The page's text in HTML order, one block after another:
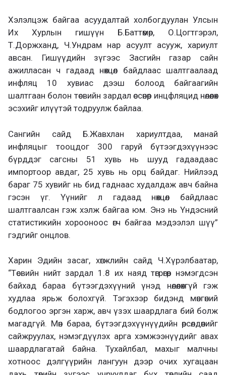
Хэлэлцэж байгаа асуудалтай холбогдуулан Улсын
Их Хурлын гишүүн Б.Баттөмөр, О.Цогтгэрэл,
Т.Доржханд, Ч.Ундрам нар асуулт асууж, хариулт
авсан. Гишүүдийн зүгээс Засгийн газар сайн
ажилласан ч гадаад нөхцөл байдлаас шалтгаалаад
инфляц 10 хувиас дээш болоод байгаагийн
шалтгаан болон төсвийн зардал өссөнөөр инцфляцид нөлөөлөх
эсэхийг илүүтэй тодруулж байлаа.
Сангийн сайд Б.Жавхлан хариултдаа, манай
инфляцыг тооцдог 300 гаруй бүтээгдэхүүнээс
бүрддэг сагсны 51 хувь нь шууд гадаадаас
импортоор авдаг, 25 хувь нь орц байдаг. Нийлээд
бараг 75 хувийг нь бид гаднаас худалдаж авч байна
гэсэн үг. Үүнийг л гадаад нөхцөл байдлаас
шалтгаалсан гэж хэлж байгаа юм. Энэ нь Үндэсний
статистикийн хорооноос өгч байгаа мэдээлэл шүү”
гэдгийг онцлов.
Харин Эдийн засаг, хөгжлийн сайд Ч.Хүрэлбаатар,
“Төсвийн нийт зардал 1.8 их наяд төгрөгөөр нэмэгдсэн
байхад бараа бүтээгдэхүүний үнэд нөлөөлөхгүй гэж
худлаа ярьж болохгүй. Тэгэхээр бидэнд мөнгөний
бодлогоо эргэн харж, авч үзэх шаардлага бий болж
магадгүй. Мөн бараа, бүтээгдэхүүнүүдийн өрсөлдөөнийг
сайжруулах, нэмэгдүүлэх арга хэмжээнүүдийг авах
шаардлагатай байна. Тухайлбал, махыг малчны
хотноос дэлгүүрийн лангуун дээр очих хугацаан